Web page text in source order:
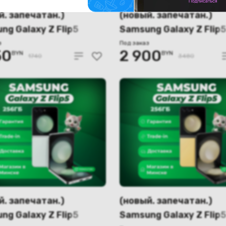
запечатан.)
Galaxy Z Flip5
серый (SM-
DS)
BYN 1740
(новый. запечатан.)
Samsung Galaxy Z Flip5
8GB/256GB зеленый
F731B/DS)
Под заказ
2 900BYN 3480
запечатан.)
Galaxy Z Flip5
(новый. запечатан.)
Samsung Galaxy Z Flip5